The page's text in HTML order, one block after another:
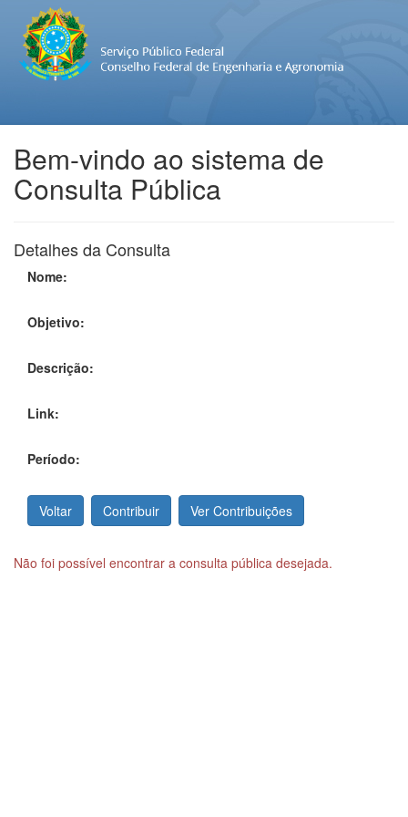
Bem-vindo ao sistema de
Consulta Pública
Detalhes da Consulta
Nome:
Objetivo:
Descrição:
Link:
Período:
Não foi possível encontrar a consulta pública desejada.